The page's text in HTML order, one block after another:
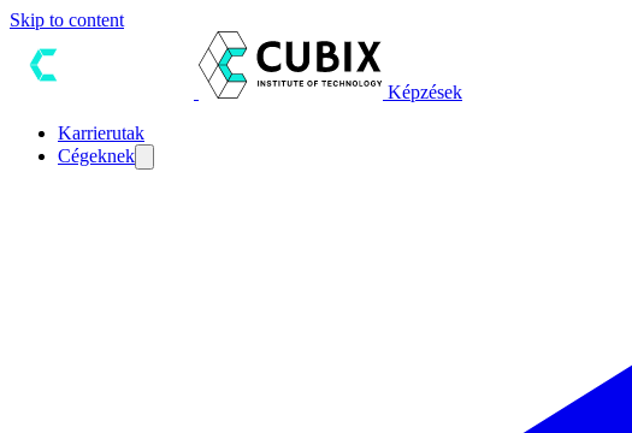
Skip to content
Képzések
Karrierutak
Cégeknek